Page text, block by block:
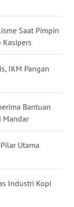
Saat Pimpin
Kasipers
IKM Pangan
Bantuan
Mandar
Utama
Industri Kopi